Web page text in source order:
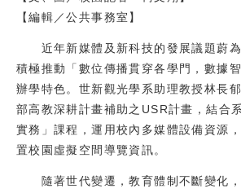
教職員
校友
媒體
【編輯／公共事務室】
近年新媒體及新科技的發展議題蔚為
積極推動「數位傳播貫穿各學門，數據
辦學特色。世新觀光學系助理教授林長
部高教深耕計畫補助之USR計畫，結合
實務」課程，運用校內多媒體設備資源
置校園虛擬空間導覽資訊。
隨著世代變遷，教育體制不斷變化，